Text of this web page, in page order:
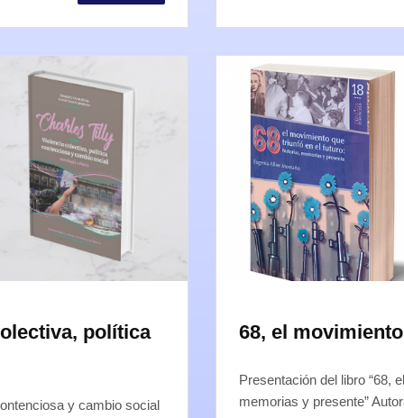
política
y cambio social
68, el
Presentación del libro “68,
memorias y presente”